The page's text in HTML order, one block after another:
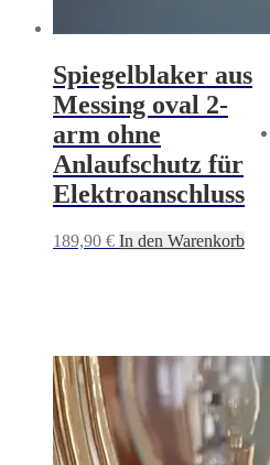
Spiegelblaker aus
Messing oval 2-
arm ohne
Anlaufschutz für
Elektroanschluss
189,90 € In den Warenkorb